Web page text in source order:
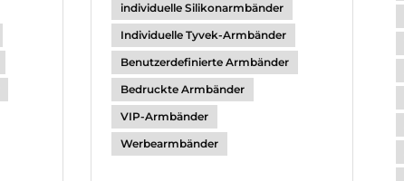
individuelle Silikonarmbänder
Individuelle Tyvek-Armbänder
Benutzerdefinierte Armbänder
Bedruckte Armbänder
VIP-Armbänder
Werbearmbänder